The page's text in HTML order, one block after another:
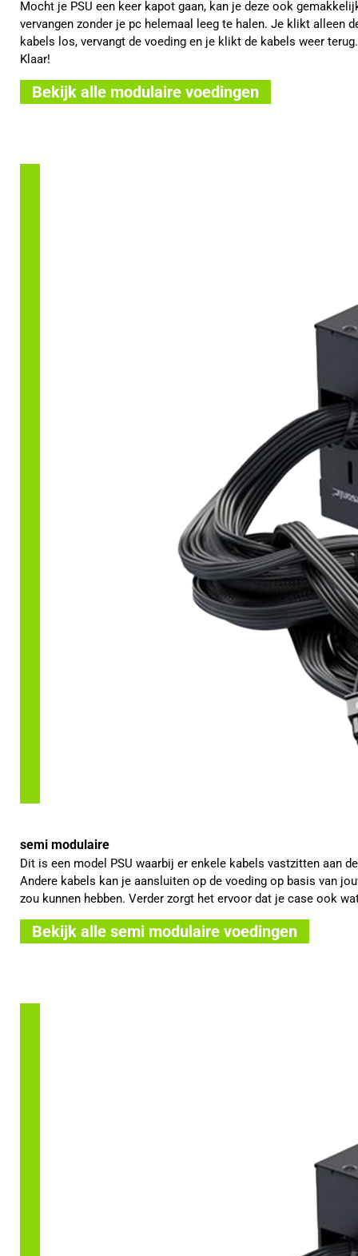
Mocht je PSU een keer kapot gaan, kan je deze ook
vervangen zonder je pc helemaal leeg te halen. Je klikt alleen
kabels los, vervangt de voeding en je klikt de kabels weer terug.
Klaar!
Bekijk alle modulaire voedingen
semi modulaire
Dit is een model PSU waarbij er enkele kabels vastzitten aan
Andere kabels kan je aansluiten op de voeding op basis van
zou kunnen hebben. Verder zorgt het ervoor dat je case ook
Bekijk alle semi modulaire voedingen